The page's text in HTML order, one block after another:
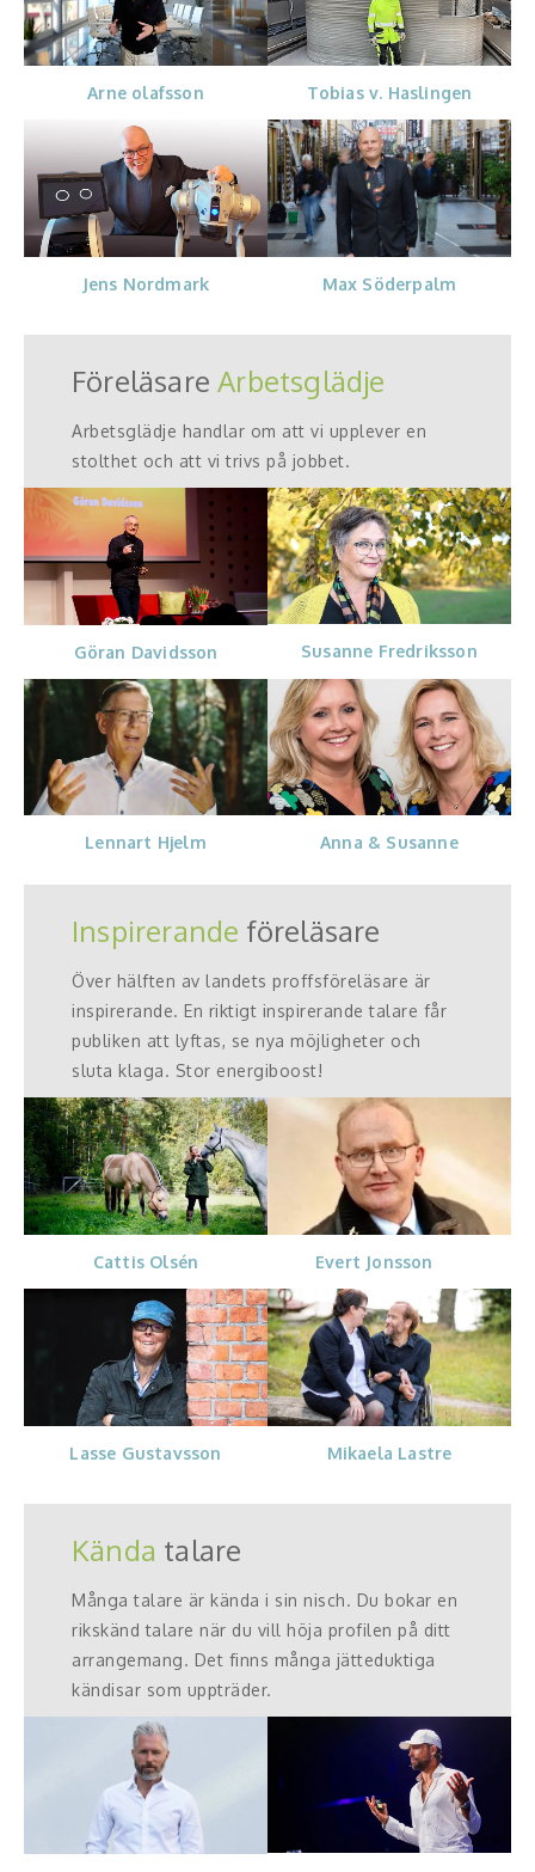
Arne olafsson Tobias v. Haslingen
Jens Nordmark Max Söderpalm
FöreläsareArbetsglädje
Arbetsglädje handlar om att vi upplever en
stolthet och att vi trivs på jobbet.
Göran Davidsson Susanne Fredriksson
Lennart Hjelm Anna & Susanne
Inspirerande föreläsare
Över hälften av landets proffsföreläsare är
inspirerande. En riktigt inspirerande talare får
publiken att lyftas, se nya möjligheter och
sluta klaga. Stor energiboost!
Cattis Olsén Evert Jonsson
Lasse Gustavsson Mikaela Lastre
Kända talare
Många talare är kända i sin nisch. Du bokar en
rikskänd talare när du vill höja profilen på ditt
arrangemang. Det finns många jätteduktiga
kändisar som uppträder.